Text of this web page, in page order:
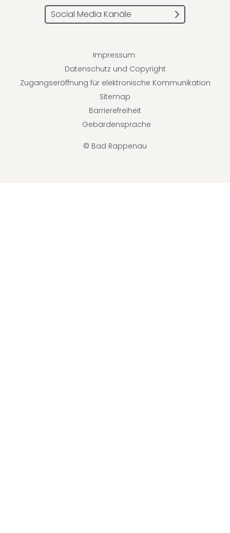
Social Media Kanäle
© Bad Rappenau
Impressum
Datenschutz und Copyright
Zugangseröffnung für elektronische Kommunikation
Sitemap
Barrierefreiheit
Gebärdensprache